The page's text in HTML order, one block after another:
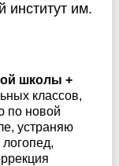
институт им.
школы +
классов,
по новой
устраняю